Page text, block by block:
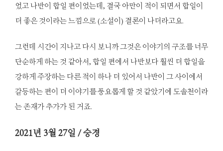
었고 나반이 합일 편이었는데, 결국 아만이 적이 되면서 합일이
더 좋은 것이라는 느낌으로 (소설이) 결론이 나더라고요.
그런데 시간이 지나고 다시 보니까 그것은 이야기의 구조를 너무
단순하게 하는 것 같아서, 합일 편에서 나반보다 훨씬 더 합일을
강하게 주장하는 다른 적이 하나 더 있어서 나반이 그 사이에서
갈등하는 편이 더 이야기를 풍요롭게 할 것 같았기에 도솔천이라
는 존재가 추가가 된 거죠.
2021년 3월 27일 / 승경